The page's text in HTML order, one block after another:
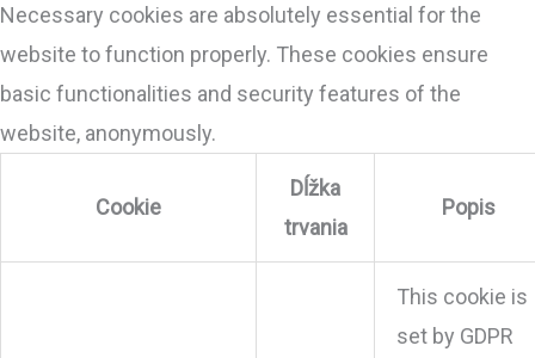
Necessary cookies are absolutely essential for the
website to function properly. These cookies ensure
basic functionalities and security features of the
website, anonymously.
Cookie
Dĺžka
trvania
Popis
This cookie is
set by GDPR